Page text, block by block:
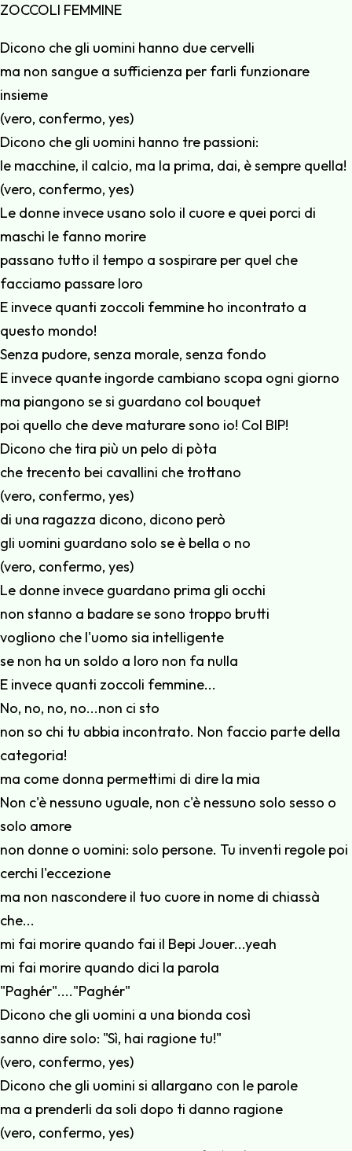
ZOCCOLI FEMMINE
Dicono che gli uomini hanno due cervelli
ma non sangue a sufficienza per farli funzionare
insieme
(vero, confermo, yes)
Dicono che gli uomini hanno tre passioni:
le macchine, il calcio, ma la prima, dai, è sempre quella!
(vero, confermo, yes)
Le donne invece usano solo il cuore e quei porci di
maschi le fanno morire
passano tutto il tempo a sospirare per quel che
facciamo passare loro
E invece quanti zoccoli femmine ho incontrato a
questo mondo!
Senza pudore, senza morale, senza fondo
E invece quante ingorde cambiano scopa ogni giorno
ma piangono se si guardano col bouquet
poi quello che deve maturare sono io! Col BIP!
Dicono che tira più un pelo di pòta
che trecento bei cavallini che trottano
(vero, confermo, yes)
di una ragazza dicono, dicono però
gli uomini guardano solo se è bella o no
(vero, confermo, yes)
Le donne invece guardano prima gli occhi
non stanno a badare se sono troppo brutti
vogliono che l'uomo sia intelligente
se non ha un soldo a loro non fa nulla
E invece quanti zoccoli femmine...
No, no, no, no...non ci sto
non so chi tu abbia incontrato. Non faccio parte della
categoria!
ma come donna permettimi di dire la mia
Non c'è nessuno uguale, non c'è nessuno solo sesso o
solo amore
non donne o uomini: solo persone. Tu inventi regole poi
cerchi l'eccezione
ma non nascondere il tuo cuore in nome di chiassà
che...
mi fai morire quando fai il Bepi Jouer...yeah
mi fai morire quando dici la parola
"Paghér"...."Paghér"
Dicono che gli uomini a una bionda così
sanno dire solo: "Sì, hai ragione tu!"
(vero, confermo, yes)
Dicono che gli uomini si allargano con le parole
ma a prenderli da soli dopo ti danno ragione
(vero, confermo, yes)